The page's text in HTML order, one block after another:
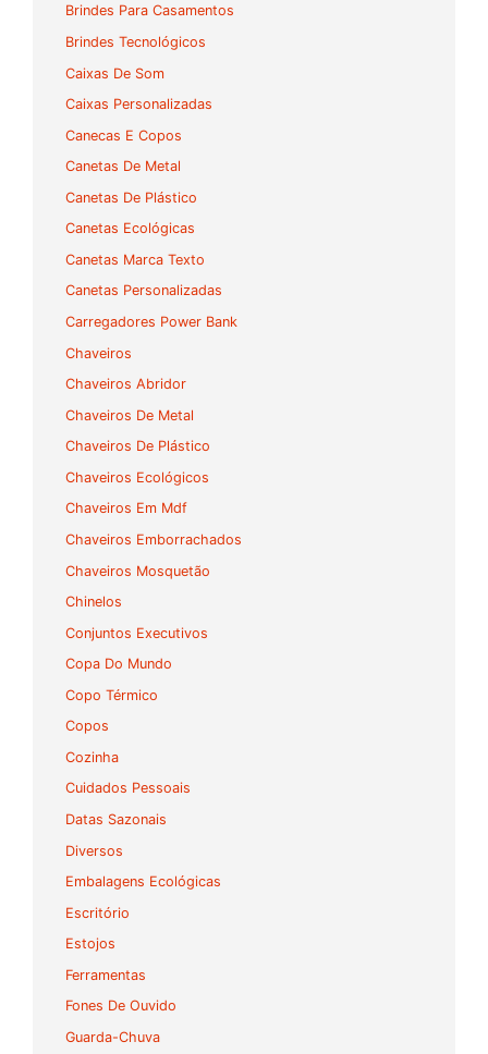
Brindes Para Casamentos
Brindes Tecnológicos
Caixas De Som
Caixas Personalizadas
Canecas E Copos
Canetas De Metal
Canetas De Plástico
Canetas Ecológicas
Canetas Marca Texto
Canetas Personalizadas
Carregadores Power Bank
Chaveiros
Chaveiros Abridor
Chaveiros De Metal
Chaveiros De Plástico
Chaveiros Ecológicos
Chaveiros Em Mdf
Chaveiros Emborrachados
Chaveiros Mosquetão
Chinelos
Conjuntos Executivos
Copa Do Mundo
Copo Térmico
Copos
Cozinha
Cuidados Pessoais
Datas Sazonais
Diversos
Embalagens Ecológicas
Escritório
Estojos
Ferramentas
Fones De Ouvido
Guarda-Chuva